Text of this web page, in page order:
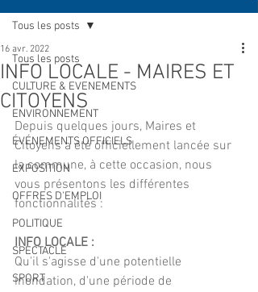
Tous les posts
CULTURE & EVENEMENTS
ENVIRONNEMENT
ÉVÉNEMENTS OFFICIELS
EXPOSITION
OFFRES D'EMPLOI
POLITIQUE
SPECTACLE
SPORT
Tous les posts
INFO LOCALE - MAIRES ET
CITOYENS
16 avr. 2022
Depuis quelques jours, Maires et
Citoyens a été officiellement lancée sur
la commune, à cette occasion, nous
vous présentons les différentes
fonctionnalités :
INFO LOCALE :
Qu'il s'agisse d'une potentielle
inondation, d'une période de